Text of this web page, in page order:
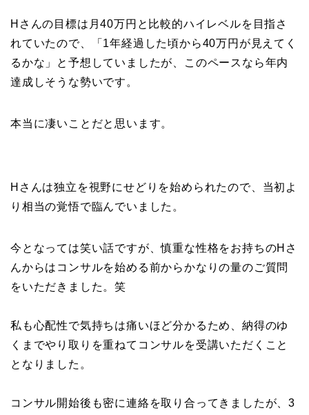
Hさんの目標は月40万円と比較的ハイレベルを目指さ
れていたので、「1年経過した頃から40万円が見えてく
るかな」と予想していましたが、このペースなら年内
達成しそうな勢いです。
本当に凄いことだと思います。
Hさんは独立を視野にせどりを始められたので、当初よ
り相当の覚悟で臨んでいました。
今となっては笑い話ですが、慎重な性格をお持ちのHさ
んからはコンサルを始める前からかなりの量のご質問
をいただきました。笑
私も心配性で気持ちは痛いほど分かるため、納得のゆ
くまでやり取りを重ねてコンサルを受講いただくこと
となりました。
コンサル開始後も密に連絡を取り合ってきましたが、3